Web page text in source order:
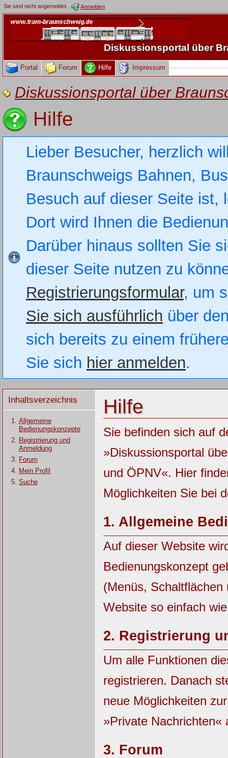
Sie sind nicht angemeldet. Anmelden
Diskussionsportal über
Portal Forum Hilfe Impressum
Diskussionsportal über
Hilfe
Lieber Besucher, herzlich
Braunschweigs Bahnen,
Besuch auf dieser Seite
Dort wird Ihnen die
Darüber hinaus sollten Sie
dieser Seite nutzen zu
Registrierungsformular, um
Sie sich ausführlich über
sich bereits zu einem
Sie sich hier anmelden.
Inhaltsverzeichnis
Allgemeine
Bedienungskonzepte
Registrierung und
Anmeldung
Forum
Mein Profil
Suche
Hilfe
Sie befinden sich auf
»Diskussionsportal
und ÖPNV«. Hier
Möglichkeiten Sie bei
1. Allgemeine
Auf dieser Website
Bedienungskonzept
(Menüs,
Website so einfach
2. Registrierung
Um alle Funktionen
registrieren. Danach
neue Möglichkeiten
»Private Nachrichten«
3. Forum